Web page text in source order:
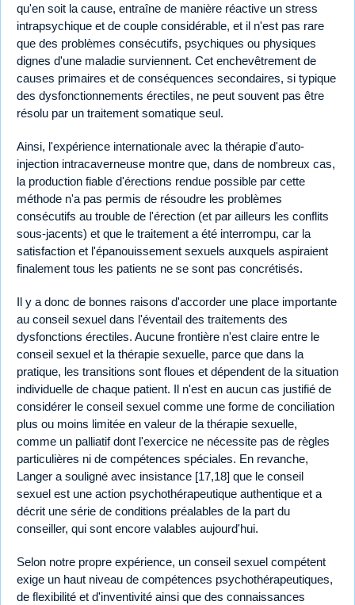
qu'en soit la cause, entraîne de manière réactive un stress
intrapsychique et de couple considérable, et il n'est pas rare
que des problèmes consécutifs, psychiques ou physiques
dignes d'une maladie surviennent. Cet enchevêtrement de
causes primaires et de conséquences secondaires, si typique
des dysfonctionnements érectiles, ne peut souvent pas être
résolu par un traitement somatique seul.
Ainsi, l'expérience internationale avec la thérapie d'auto-
injection intracaverneuse montre que, dans de nombreux cas,
la production fiable d'érections rendue possible par cette
méthode n'a pas permis de résoudre les problèmes
consécutifs au trouble de l'érection (et par ailleurs les conflits
sous-jacents) et que le traitement a été interrompu, car la
satisfaction et l'épanouissement sexuels auxquels aspiraient
finalement tous les patients ne se sont pas concrétisés.
Il y a donc de bonnes raisons d'accorder une place importante
au conseil sexuel dans l'éventail des traitements des
dysfonctions érectiles. Aucune frontière n'est claire entre le
conseil sexuel et la thérapie sexuelle, parce que dans la
pratique, les transitions sont floues et dépendent de la situation
individuelle de chaque patient. Il n'est en aucun cas justifié de
considérer le conseil sexuel comme une forme de conciliation
plus ou moins limitée en valeur de la thérapie sexuelle,
comme un palliatif dont l'exercice ne nécessite pas de règles
particulières ni de compétences spéciales. En revanche,
Langer a souligné avec insistance [17,18] que le conseil
sexuel est une action psychothérapeutique authentique et a
décrit une série de conditions préalables de la part du
conseiller, qui sont encore valables aujourd'hui.
Selon notre propre expérience, un conseil sexuel compétent
exige un haut niveau de compétences psychothérapeutiques,
de flexibilité et d'inventivité ainsi que des connaissances